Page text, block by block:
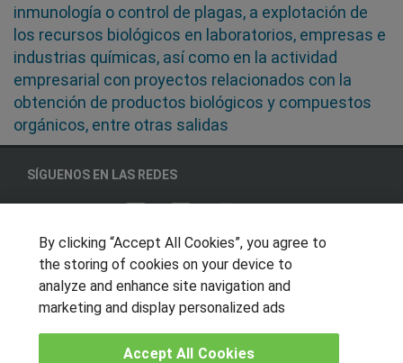
inmunología o control de plagas, a explotación de
los recursos biológicos en laboratorios, empresas e
industrias químicas, así como en la actividad
empresarial con proyectos relacionados con la
obtención de productos biológicos y compuestos
orgánicos, entre otras salidas
SÍGUENOS EN LAS REDES
OTROS GRUPOS DE INTERES
Muro de los idiomas
Hablemos de empleo
Locos por las becas
By clicking “Accept All Cookies”, you agree to
the storing of cookies on your device to
analyze and enhance site navigation and
marketing and display personalized ads
Accept All Cookies